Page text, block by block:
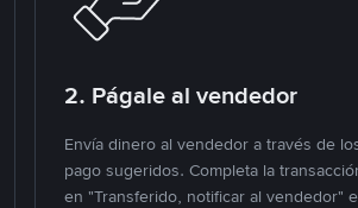
2. Págale al vendedor
Envía dinero al vendedor a través de
pago sugeridos. Completa la
en "Transferido, notificar al vendedor"